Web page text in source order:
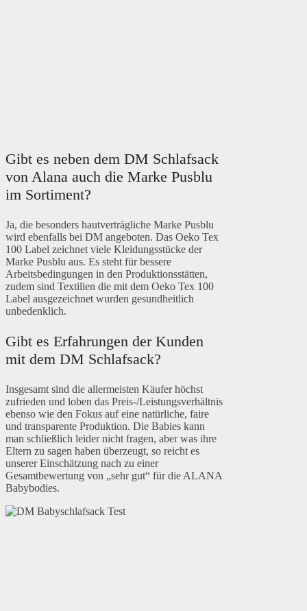
Gibt es neben dem DM Schlafsack
von Alana auch die Marke Pusblu
im Sortiment?
Ja, die besonders hautverträgliche Marke Pusblu
wird ebenfalls bei DM angeboten. Das Oeko Tex
100 Label zeichnet viele Kleidungsstücke der
Marke Pusblu aus. Es steht für bessere
Arbeitsbedingungen in den Produktionsstätten,
zudem sind Textilien die mit dem Oeko Tex 100
Label ausgezeichnet wurden gesundheitlich
unbedenklich.
Gibt es Erfahrungen der Kunden
mit dem DM Schlafsack?
Insgesamt sind die allermeisten Käufer höchst
zufrieden und loben das Preis-/Leistungsverhältnis
ebenso wie den Fokus auf eine natürliche, faire
und transparente Produktion. Die Babies kann
man schließlich leider nicht fragen, aber was ihre
Eltern zu sagen haben überzeugt, so reicht es
unserer Einschätzung nach zu einer
Gesamtbewertung von „sehr gut“ für die ALANA
Babybodies.